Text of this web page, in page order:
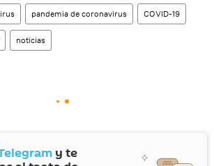
pandemia de coronavirus COVID-19
noticias
y te